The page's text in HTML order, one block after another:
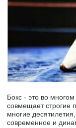
Бокс - это во
совмещает строгие
многие
современное и